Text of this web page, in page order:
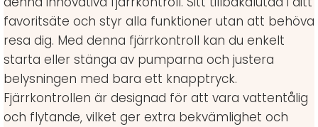
favoritsäte och styr alla funktioner utan att behöva
resa dig. Med denna fjärrkontroll kan du enkelt
starta eller stänga av pumparna och justera
belysningen med bara ett knapptryck.
Fjärrkontrollen är designad för att vara vattentålig
och flytande, vilket ger extra bekvämlighet och